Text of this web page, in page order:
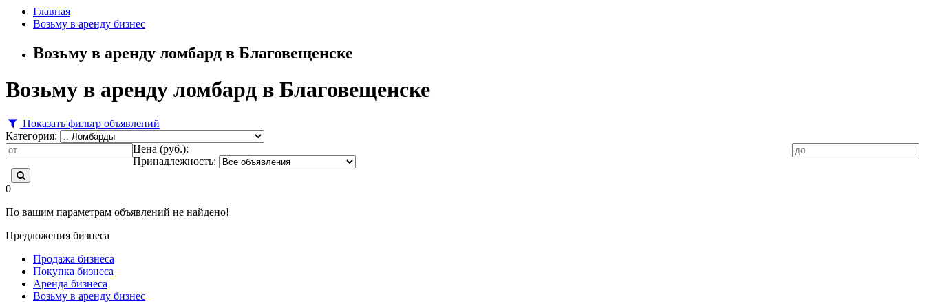
Главная
Возьму в аренду бизнес
Возьму в аренду ломбард в Благовещенске
Возьму в аренду ломбард в Благовещенске
Показать фильтр объявлений
Категория:
Цена (руб.):
Принадлежность:
0
По вашим параметрам объявлений не найдено!
Предложения бизнеса
Продажа бизнеса
Покупка бизнеса
Аренда бизнеса
Возьму в аренду бизнес